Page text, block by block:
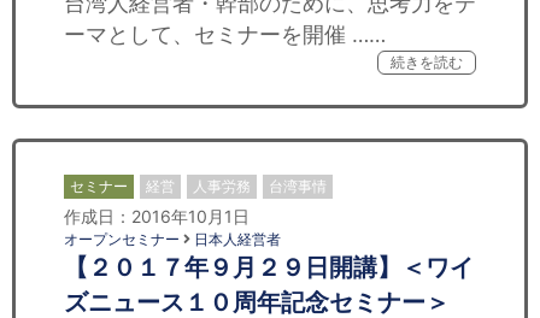
ーマとして、セミナーを開催 ……
続きを読む
セミナー 経営 人事労務 台湾事情
作成日：2016年10月1日
オープンセミナー 日本人経営者
【２０１７年９月２９日開講】＜ワイ
ズニュース１０周年記念セミナー＞